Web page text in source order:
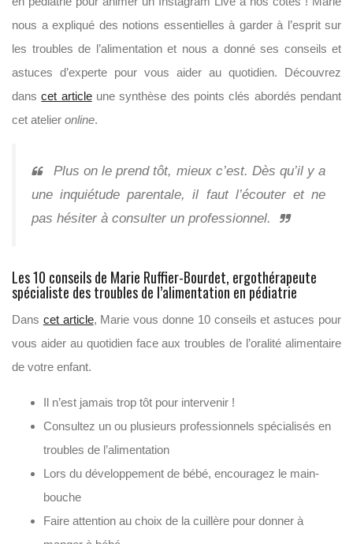
nous a expliqué des notions essentielles à garder à l’esprit sur
les troubles de l’alimentation et nous a donné ses conseils et
astuces d’experte pour vous aider au quotidien. Découvrez
danscet articleune synthèse des points clés abordés pendant
cet atelier online.
Plus on le prend tôt, mieux c’est. Dès qu’il y a
une inquiétude parentale, il faut l’écouter et ne
pas hésiter à consulter un professionnel.
Les 10 conseils de Marie Ruffier-Bourdet, ergothérapeute
spécialiste des troubles de l’alimentation en pédiatrie
Dans cet article, Marie vous donne 10 conseils et astuces pour
vous aider au quotidien face aux troubles de l’oralité alimentaire
de votre enfant.
Il n’est jamais trop tôt pour intervenir !
Consultez un ou plusieurs professionnels spécialisés en
troubles de l’alimentation
Lors du développement de bébé, encouragez le main-
bouche
Faire attention au choix de la cuillère pour donner à